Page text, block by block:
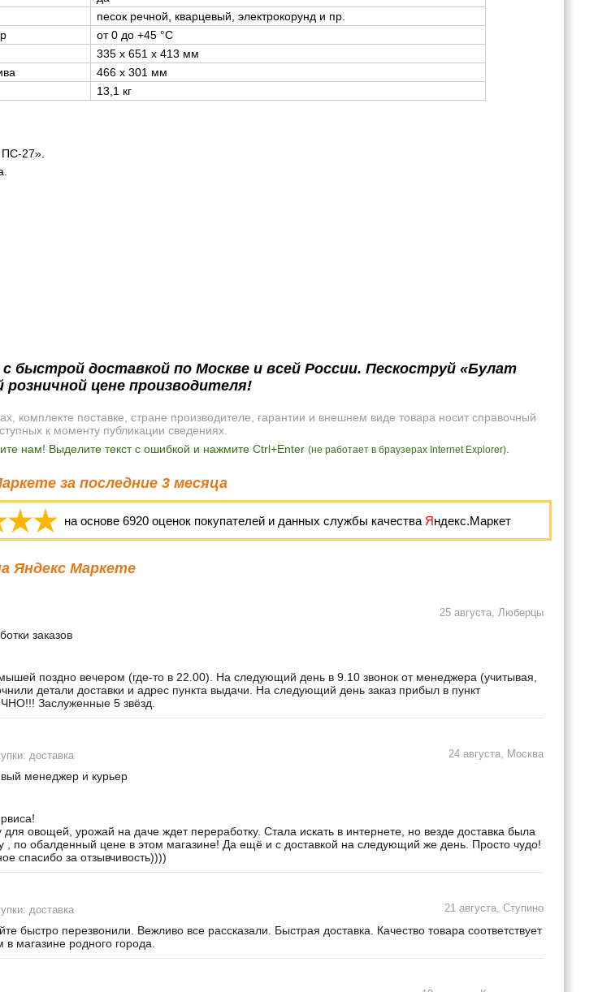
песок речной, кварцевый, электрокорунд и пр.
от 0 до +45 °C
335 х 651 х 413 мм
466 х 301 мм
13,1 кг
ПС-27».
быстрой доставкой по Москве и всей России. Пескоструй «Булат
цене производителя!
комплекте поставке, стране производителе, гарантии и внешнем виде товара носит справочный
к моменту публикации сведениях.
нам! Выделите текст с ошибкой и нажмите Ctrl+Enter (не работает в браузерах Internet Explorer).
за последние 3 месяца
на основе6920 оценок покупателей и данных службы качества Яндекс.Маркет
Яндекс Маркете
25 августа, Люберцы
заказов
мышей поздно вечером (где-то в 22.00). На следующий день в 9.10 звонок от менеджера (учитывая,
детали доставки и адрес пункта выдачи. На следующий день заказ прибыл в пункт
Заслуженные 5 звёзд.
доставка 24 августа, Москва
менеджер и курьер
овощей, урожай на даче ждет переработку. Стала искать в интернете, но везде доставка была
, по обалденный цене в этом магазине! Да ещё и с доставкой на следующий же день. Просто чудо!
спасибо за отзывчивость))))
доставка 21 августа, Ступино
быстро перезвонили. Вежливо все рассказали. Быстрая доставка. Качество товара соответствует
магазине родного города.